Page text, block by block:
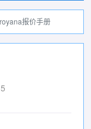
报价手册